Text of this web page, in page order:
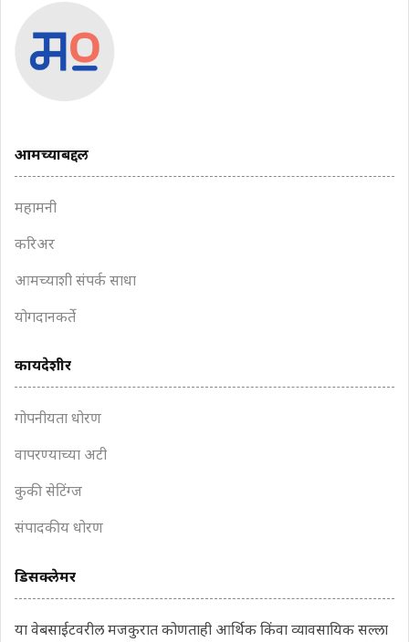
आमच्याबद्दल
महामनी
करिअर
आमच्याशी संपर्क साधा
योगदानकर्ते
कायदेशीर
गोपनीयता धोरण
वापरण्याच्या अटी
कुकी सेटिंग्ज
संपादकीय धोरण
डिसक्लेमर
या वेबसाईटवरील मजकुरात कोणताही आर्थिक किंवा व्यावसायिक सल्ला